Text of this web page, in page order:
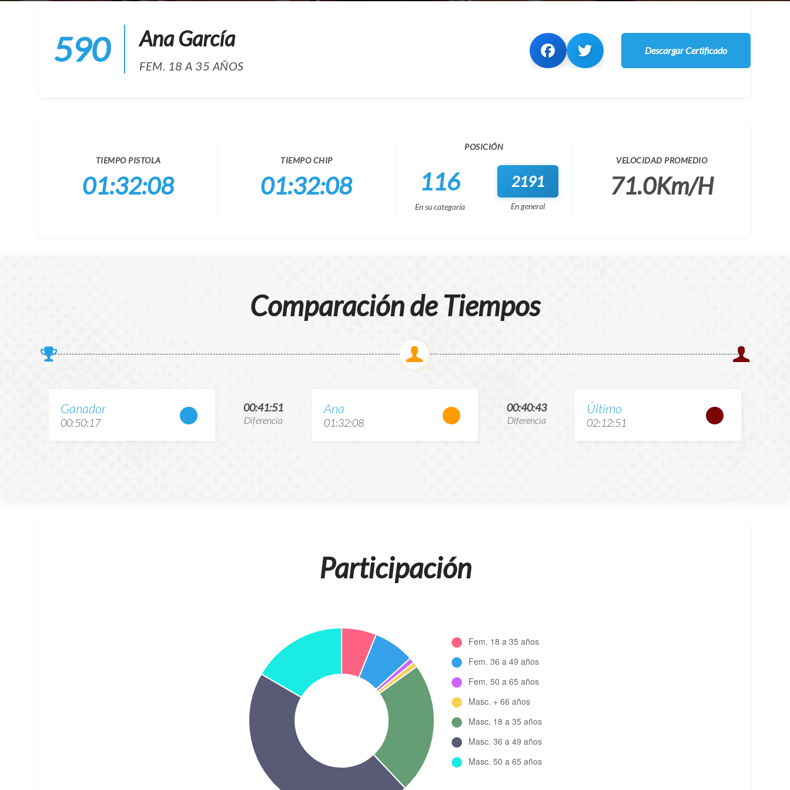
590 Ana García
FEM. 18 A 35 AÑOS
Descargar Certificado
TIEMPO PISTOLA
01:32:08
TIEMPO CHIP
01:32:08
POSICIÓN
116
En su categoría
2191
En general
VELOCIDAD PROMEDIO
71.0Km/H
Comparación de Tiempos
Ganador
00:50:17
00:41:51
Diferencia
Ana
01:32:08
00:40:43
Diferencia
Último
02:12:51
Participación